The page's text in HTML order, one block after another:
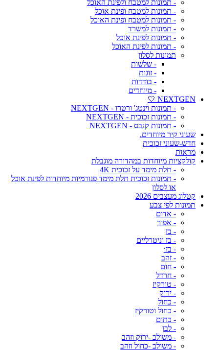
- תמונות למטבח ולפינת האוכל
- תמונות למטבח ופינת אוכל
- תמונות למטבח ופינת האוכל
- תמונות למשרד
- תמונות לפינת אוכל
- תמונות לפינת האוכל
תמונות לסלון
- שלשות
- זוגות
- בודדות
- מיוחדים
NEXTGEN 🤍
- תמונות וינטג' ורטרו - NEXTGEN
- תמונות זכוכית - NEXTGEN
- תמונות קנבס - NEXTGEN
שעוני קיר מיוחדים.
חדש-שעוני זכוכית
מראות
קולקציות מיוחדות במהדורה מוגבלת
- תלת מימד על זכוכית 4K
- תמונות זכוכית תלת מימד פנורמיות מיוחדות לפינת אוכל
או לסלון
קטלוג מעצבים 2026
תמונות לפי צבע
- אדום
- אפור
- בז
- בז וניטרליים
- בז׳
- זהב
- חום
- חרדל
- טורקיז
- ירוק
- כחול
- כחול וטורקיז
- כתום
- לבן
- משולב -ירוק וזהב
- משולב -כחול וזהב